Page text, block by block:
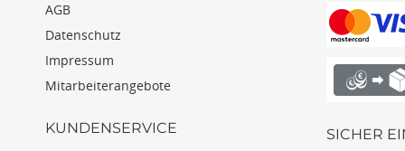
AGB
Datenschutz
Impressum
Mitarbeiterangebote
KUNDENSERVICE
SICHER